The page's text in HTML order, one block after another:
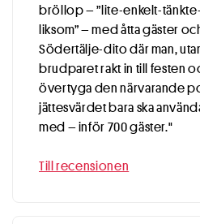
bröllop – ”lite-enkelt-
liksom” – med åtta gäster
Södertälje-dito där man,
brudparet rakt in till festen
övertyga den närvarande
jättesvärdet bara ska
med – inför 700 gäster."
Till recensionen